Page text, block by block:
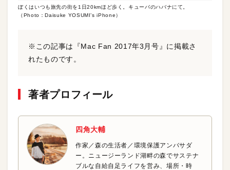
ぼくはいつも旅先の街を1日20kmほど歩く。キューバのハバナにて。
（Photo：Daisuke YOSUMI’s iPhone）
※この記事は『Mac Fan 2017年3月号』に掲載さ
れたものです。
著者プロフィール
四角大輔
作家／森の生活者／環境保護アンバサダ
ー。ニュージーランド湖畔の森でサステナ
ブルな自給自足ライフを営み、場所・時